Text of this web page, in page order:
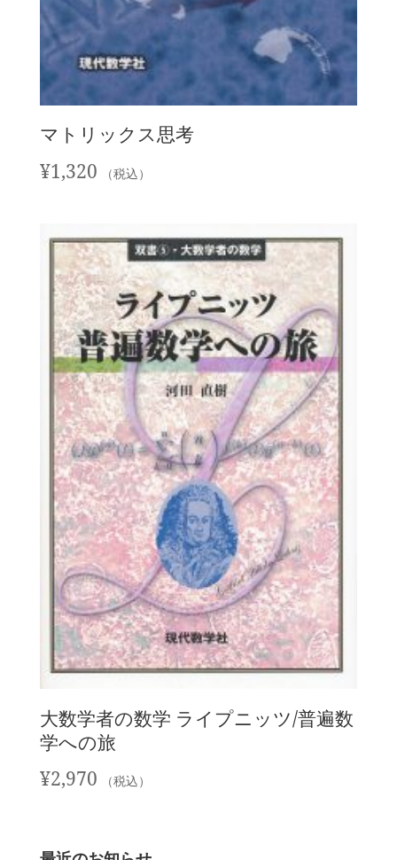
マトリックス思考
¥1,320 （税込）
大数学者の数学 ライプニッツ/普遍数
学への旅
¥2,970 （税込）